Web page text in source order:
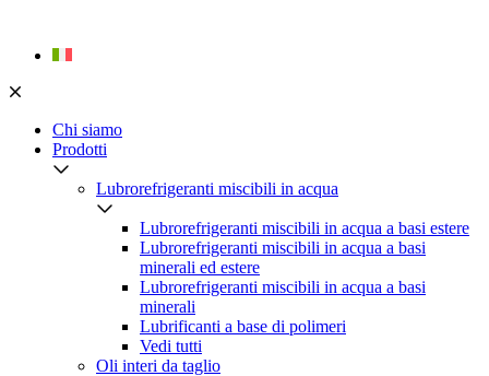
content
Chi siamo
Prodotti
Lubrorefrigeranti miscibili in acqua
Lubrorefrigeranti miscibili in acqua a basi estere
Lubrorefrigeranti miscibili in acqua a basi
minerali ed estere
Lubrorefrigeranti miscibili in acqua a basi
minerali
Lubrificanti a base di polimeri
Vedi tutti
Oli interi da taglio